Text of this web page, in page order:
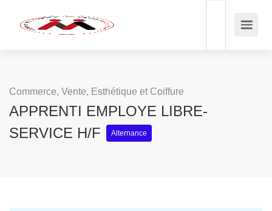
Commerce, Vente, Esthétique et Coiffure
APPRENTI EMPLOYE LIBRE-
SERVICE H/F
Alternance